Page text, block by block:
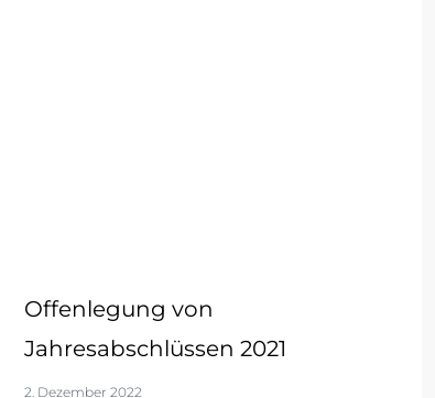
Offenlegung von
Jahresabschlüssen 2021
2. Dezember 2022